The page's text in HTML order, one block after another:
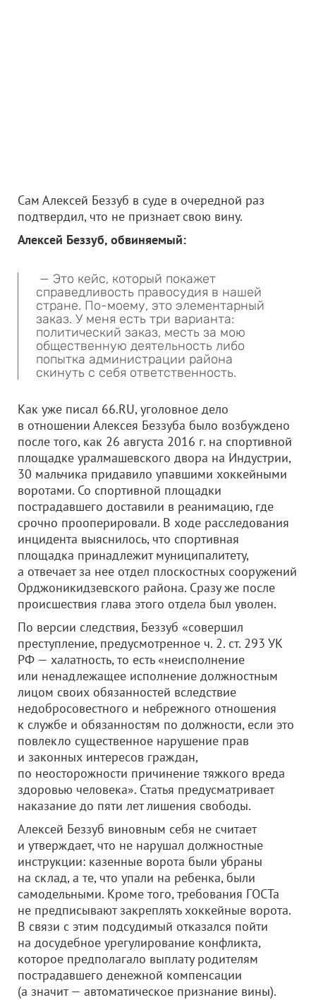
Сам Алексей Беззуб в суде в очередной раз
подтвердил, что не признает свою вину.
Алексей Беззуб, обвиняемый:
— Это кейс, который покажет
справедливость правосудия в нашей
стране. По-моему, это элементарный
заказ. У меня есть три варианта:
политический заказ, месть за мою
общественную деятельность либо
попытка администрации района
скинуть с себя ответственность.
Как уже писал 66.RU, уголовное дело
в отношении Алексея Беззуба было возбуждено
после того, как 26 августа 2016 г. на спортивной
площадке уралмашевского двора на Индустрии,
30 мальчика придавило упавшими хоккейными
воротами. Со спортивной площадки
пострадавшего доставили в реанимацию, где
срочно прооперировали. В ходе расследования
инцидента выяснилось, что спортивная
площадка принадлежит муниципалитету,
а отвечает за нее отдел плоскостных сооружений
Орджоникидзевского района. Сразу же после
происшествия глава этого отдела был уволен.
По версии следствия, Беззуб «совершил
преступление, предусмотренное ч. 2. ст. 293 УК
РФ — халатность, то есть «неисполнение
или ненадлежащее исполнение должностным
лицом своих обязанностей вследствие
недобросовестного и небрежного отношения
к службе и обязанностям по должности, если это
повлекло существенное нарушение прав
и законных интересов граждан,
по неосторожности причинение тяжкого вреда
здоровью человека». Статья предусматривает
наказание до пяти лет лишения свободы.
Алексей Беззуб виновным себя не считает
и утверждает, что не нарушал должностные
инструкции: казенные ворота были убраны
на склад, а те, что упали на ребенка, были
самодельными. Кроме того, требования ГОСТа
не предписывают закреплять хоккейные ворота.
В связи с этим подсудимый отказался пойти
на досудебное урегулирование конфликта,
которое предполагало выплату родителям
пострадавшего денежной компенсации
(а значит — автоматическое признание вины).